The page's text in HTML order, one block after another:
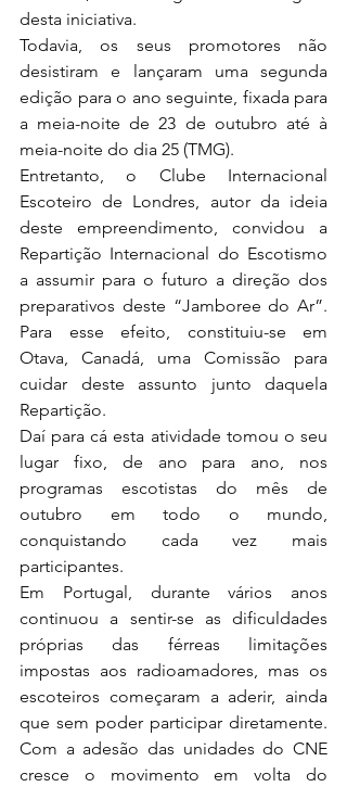
desta iniciativa.
Todavia, os seus promotores não
desistiram e lançaram uma segunda
edição para o ano seguinte, fixada para
a meia-noite de 23 de outubro até à
meia-noite do dia 25 (TMG).
Entretanto, o Clube Internacional
Escoteiro de Londres, autor da ideia
deste empreendimento, convidou a
Repartição Internacional do Escotismo
a assumir para o futuro a direção dos
preparativos deste “Jamboree do Ar”.
Para esse efeito, constituiu-se em
Otava, Canadá, uma Comissão para
cuidar deste assunto junto daquela
Repartição.
Daí para cá esta atividade tomou o seu
lugar fixo, de ano para ano, nos
programas escotistas do mês de
outubro em todo o mundo,
conquistando cada vez mais
participantes.
Em Portugal, durante vários anos
continuou a sentir-se as dificuldades
próprias das férreas limitações
impostas aos radioamadores, mas os
escoteiros começaram a aderir, ainda
que sem poder participar diretamente.
Com a adesão das unidades do CNE
cresce o movimento em volta do